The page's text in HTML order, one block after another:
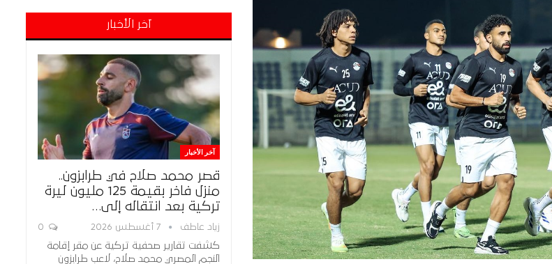
آخر الأخبار
آخر الأخبار
قصر محمد صلاح في طرابزون..
منزل فاخر بقيمة 125 مليون ليرة
تركية بعد انتقاله إلى…
زياد عاطف 7 أغسطس 2026
كشفت تقارير صحفية تركية عن مقر إقامة
النجم المصري محمد صلاح، لاعب طرابزون